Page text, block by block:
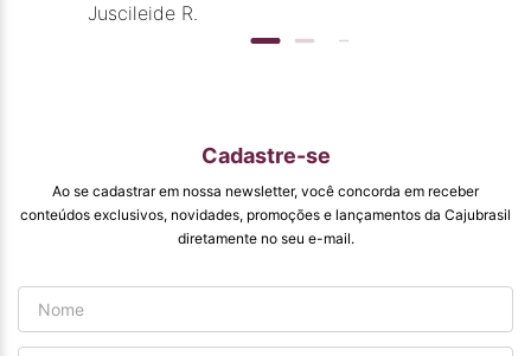
promocionais de
qualidade que vcs
entregam. Parabéns
#
pormaiscampanhaspromorcionais.
Juscileide R.
Cadastre-se
Ao se cadastrar em nossa newsletter, você concorda em receber
conteúdos exclusivos, novidades, promoções e lançamentos da Cajubrasil
diretamente no seu e-mail.